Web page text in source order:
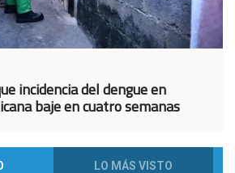
incidencia del dengue en
baje en cuatro semanas
LO MÁS VISTO